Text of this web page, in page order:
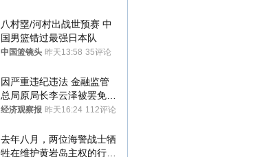
八村塁/河村出战世预赛 中
国男篮错过最强日本队
中国篮镜头 昨天13:58 35评论
因严重违纪违法 金融监管
总局原局长李云泽被罢免全
国人大代表
经济观察报 昨天16:24 112评论
去年八月，两位海警战士牺
牲在维护黄岩岛主权的行动